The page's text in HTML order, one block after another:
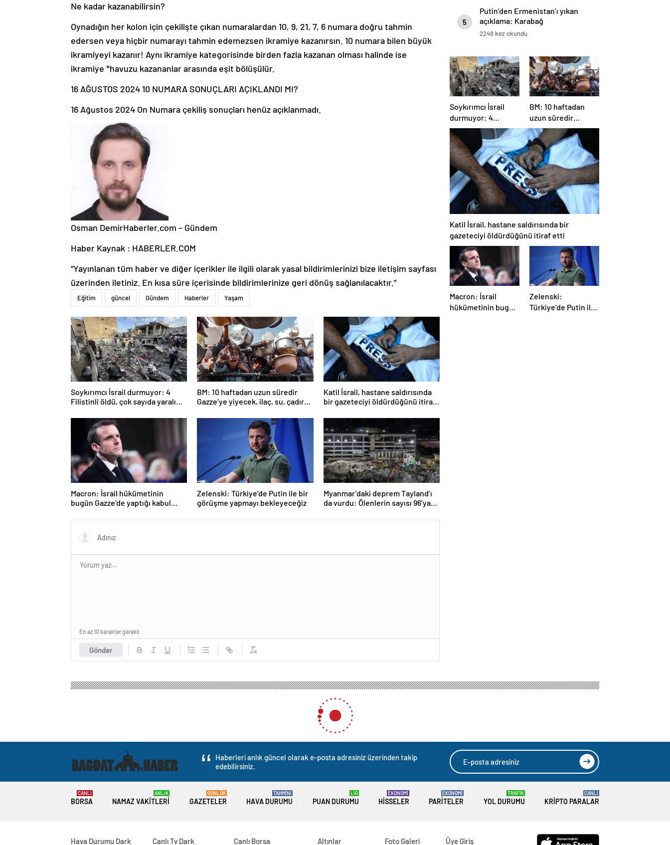
Ne kadar kazanabilirsin?
Oynadığın her kolon için çekilişte çıkan numaralardan 10, 9, 21, 7, 6 numara doğru tahmin
edersen veya hiçbir numarayı tahmin edemezsen ikramiye kazanırsın. 10 numara bilen büyük
ikramiyeyi kazanır! Aynı ikramiye kategorisinde birden fazla kazanan olması halinde ise
ikramiye *havuzu kazananlar arasında eşit bölüşülür.
16 AĞUSTOS 2024 10 NUMARA SONUÇLARI AÇIKLANDI MI?
16 Ağustos 2024 On Numara çekiliş sonuçları henüz açıklanmadı.
Osman DemirHaberler.com – Gündem
Haber Kaynak : HABERLER.COM
“Yayınlanan tüm haber ve diğer içerikler ile ilgili olarak yasal bildirimlerinizi bize iletişim sayfası
üzerinden iletiniz. En kısa süre içerisinde bildirimlerinize geri dönüş sağlanılacaktır.”
Eğitim güncel Gündem Haberler Yaşam
Soykırımcı İsrail durmuyor: 4
Filistinli öldü, çok sayıda yaralı
BM: 10 haftadan uzun süredir
Gazze’ye yiyecek, ilaç, su, çadır
Katil İsrail, hastane saldırısında
bir gazeteciyi öldürdüğünü itiraf
Macron: İsrail hükümetinin
bugün Gazze’de yaptığı kabul
Zelenski: Türkiye’de Putin ile bir
görüşme yapmayı bekleyeceğiz
Myanmar’daki deprem Tayland’ı
da vurdu: Ölenlerin sayısı 96’ya
Gönder
En az 10 karakter gerekli
5
Putin’den Ermenistan’ı yıkan
açıklama: Karabağ
Azerbaycan’ın ayrılmaz bir
2249 kez okundu
Soykırımcı İsrail
durmuyor: 4
Filistinli öldü, çok
sayıda yaralı var
BM: 10 haftadan
uzun süredir
Gazze’ye yiyecek,
ilaç, su, çadır
girmedi
Katil İsrail, hastane saldırısında bir
gazeteciyi öldürdüğünü itiraf etti
Macron: İsrail
hükümetinin bugün
Zelenski:
Türkiye’de Putin ile
Haberleri anlık güncel olarak e-posta adresiniz üzerinden takip
edebilirsiniz.
BORSA
CANLI
NAMAZ VAKITLERI
ANLIK
GAZETELER
GÜNLÜK
HAVA DURUMU
TAHMİNİ
PUAN DURUMU
LİG
HISSELER
EKONOMİ
PARITELER
EKONOMİ
YOL DURUMU
TRAFİK
KRIPTO PARALAR
CANLI
Hava Durumu Dark Canlı Tv Dark Canlı Borsa Altınlar Foto Galeri Üye Giriş